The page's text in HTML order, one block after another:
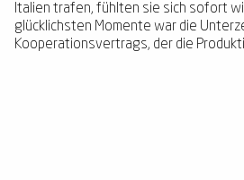
Italien trafen, fühlten sie sich sofort
glücklichsten Momente war die
Kooperationsvertrags, der die